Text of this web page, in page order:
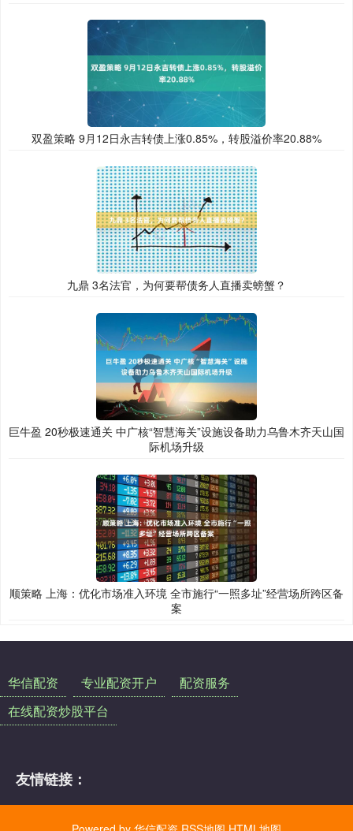
双盈策略 9月12日永吉转债上涨0.85%，转股溢价率20.88%
九鼎 3名法官，为何要帮债务人直播卖螃蟹？
巨牛盈 20秒极速通关 中广核“智慧海关”设施设备助力乌鲁木齐天山国
际机场升级
顺策略 上海：优化市场准入环境 全市施行“一照多址”经营场所跨区备
案
华信配资 专业配资开户
配资服务
在线配资炒股平台
友情链接：